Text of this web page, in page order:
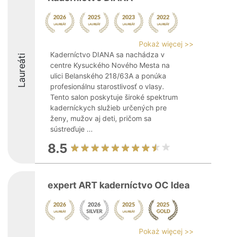
Laureáti
Pokaż więcej >>
Kaderníctvo DIANA sa nachádza v
centre Kysuckého Nového Mesta na
ulici Belanského 218/63A a ponúka
profesionálnu starostlivosť o vlasy.
Tento salon poskytuje široké spektrum
kaderníckych služieb určených pre
ženy, mužov aj deti, pričom sa
sústreďuje ...
8.5
expert ART kaderníctvo OC Idea
Pokaż więcej >>